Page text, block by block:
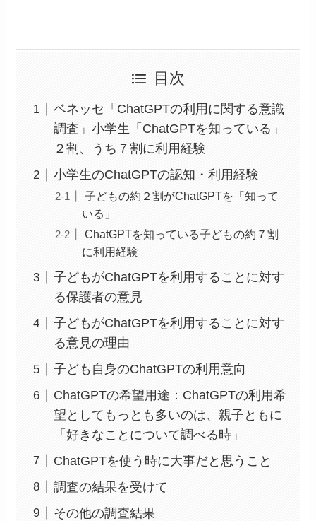
目次
ベネッセ「ChatGPTの利用に関する意識
調査」小学生「ChatGPTを知っている」
２割、うち７割に利用経験
小学生のChatGPTの認知・利用経験
子どもの約２割がChatGPTを「知って
いる」
ChatGPTを知っている子どもの約７割
に利用経験
子どもがChatGPTを利用することに対す
る保護者の意見
子どもがChatGPTを利用することに対す
る意見の理由
子ども自身のChatGPTの利用意向
ChatGPTの希望用途：ChatGPTの利用希
望としてもっとも多いのは、親子ともに
「好きなことについて調べる時」
ChatGPTを使う時に大事だと思うこと
調査の結果を受けて
その他の調査結果